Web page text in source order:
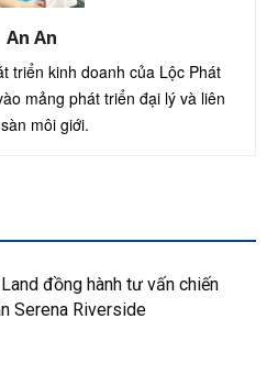
An An
triển kinh doanh của Lộc Phát
mảng phát triển đại lý và liên
môi giới.
đồng hành tư vấn chiến
Serena Riverside